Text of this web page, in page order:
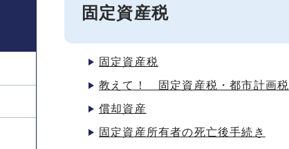
固定資産税
固定資産税
教えて！ 固定資産税・都市計画税
償却資産
固定資産所有者の死亡後手続き